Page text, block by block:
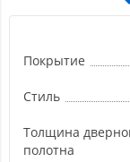
Покрытие
Стиль
Толщина
полотна